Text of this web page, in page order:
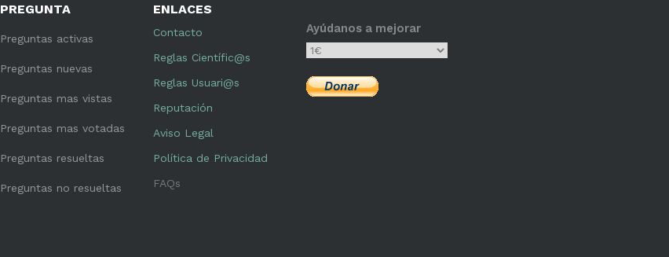
PREGUNTA
Preguntas activas
Preguntas nuevas
Preguntas mas vistas
Preguntas mas votadas
Preguntas resueltas
Preguntas no resueltas
ENLACES
Contacto
Reglas Científic@s
Reglas Usuari@s
Reputación
Aviso Legal
Política de Privacidad
FAQs
Ayúdanos a mejorar